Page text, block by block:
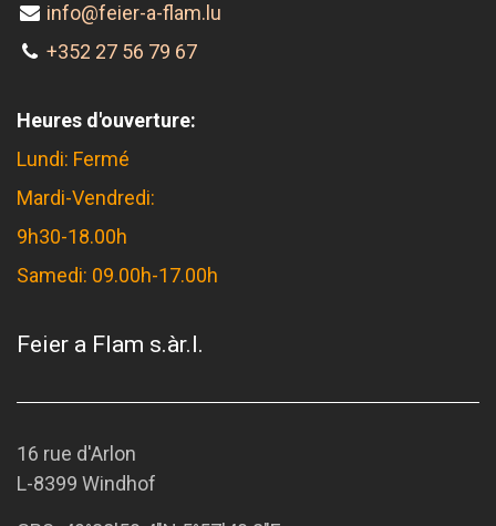
info@feier-a-flam.lu
+352 27 56 79 67
Heures d'ouverture:
Lundi: Fermé
Mardi-Vendredi:
9h30-18.00h
Samedi: 09.00h-17.00h
Feier a Flam s.àr.l.
16 rue d'Arlon
L-8399 Windhof